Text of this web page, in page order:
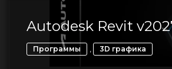
Autodesk Revit
Программы , 3D графика